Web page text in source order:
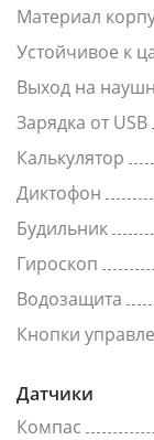
Материал
Устойчивое к
Выход на
Зарядка от USB
Калькулятор
Диктофон
Будильник
Гироскоп
Водозащита
Кнопки
Датчики
Компас